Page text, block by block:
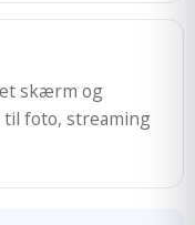
skærm og
foto, streaming